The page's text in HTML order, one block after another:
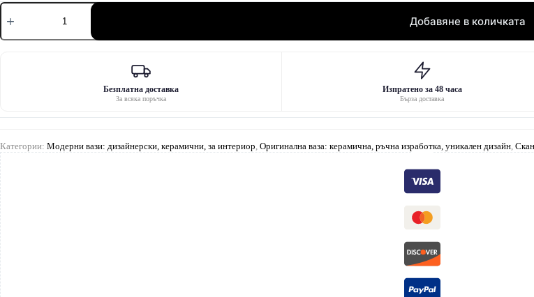
количество
за
минималистична
Добавяне в количката
Безплатна доставка
За всяка поръчка
Изпратено за 48 часа
Бърза доставка
Категории: Модерни вази: дизайнерски, керамични, за интериор Оригинална ваза: керамична, ръчна изработка, уникален дизайн